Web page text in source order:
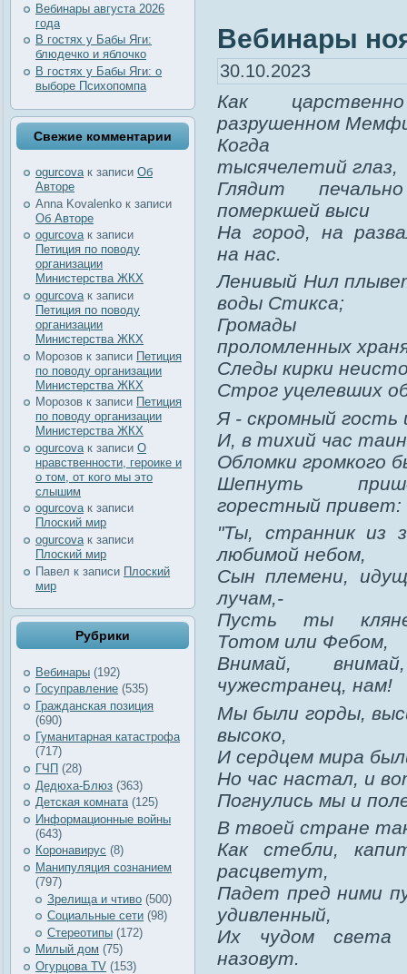
Вебинары августа 2026
года
В гостях у Бабы Яги:
блюдечко и яблочко
В гостях у Бабы Яги: о
выборе Психопомпа
Свежие комментарии
ogurcovaк записи Об
Авторе
Anna Kovalenko к записи
Об Авторе
ogurcovaк записи
Петиция по поводу
организации
Министерства ЖКХ
ogurcova к записи
Петиция по поводу
организации
Министерства ЖКХ
Морозов к записи Петиция
по поводу организации
Министерства ЖКХ
Морозов к записи Петиция
по поводу организации
Министерства ЖКХ
ogurcova к записи О
нравственности, героике и
о том, от кого мы это
слышим
ogurcovaк записи
Плоский мир
ogurcova к записи
Плоский мир
Павел к записи Плоский
мир
Рубрики
Вебинары (192)
Госуправление (535)
Гражданская позиция
(690)
Гуманитарная катастрофа
(717)
ГЧП (28)
Дедюха-Блюз (363)
Детская комната(125)
Информационные войны
(643)
Коронавирус (8)
Манипуляция сознанием
(797)
Зрелища и чтиво (500)
Социальные сети (98)
Стереотипы (172)
Милый дом (75)
Огурцова TV (153)
Вебинары
30.10.2023
Как
разрушенном
Когда
тысячелетий глаз,
Глядит
померкшей выси
На город, на
на нас.
Ленивый Нил
воды Стикса;
Громады
проломленных
Следы кирки
Строг уцелевших
Я - скромный гость
И, в тихий час
Обломки громкого
Шепнуть
горестный привет:
"Ты, странник из
любимой небом,
Сын племени,
лучам,-
Пусть ты
Тотом или Фебом,
Внимай,
чужестранец, нам!
Мы были горды,
высоко,
И сердцем мира
Но час настал, и
Погнулись мы и
В твоей стране
Как стебли,
расцветут,
Падет пред ними
удивленный,
Их чудом света
назовут.